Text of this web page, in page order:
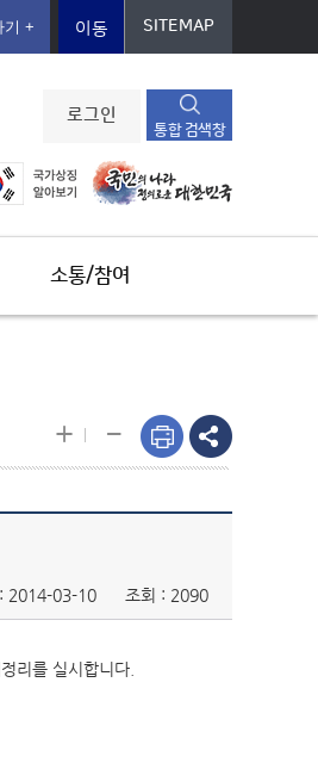
이동 SITEMAP
로그인
통합 검색창
소통/참여
+ -
2014-03-10 조회 : 2090
리를 실시합니다.